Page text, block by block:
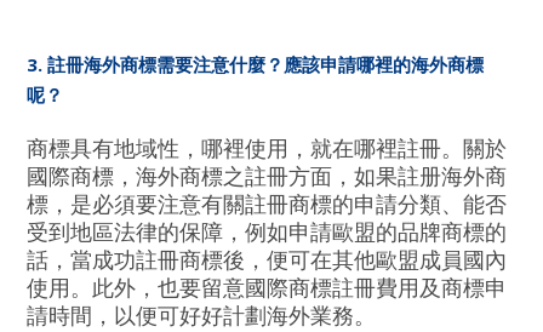
3. 註冊海外商標需要注意什麼？應該申請哪裡的海外商標
呢？
商標具有地域性，哪裡使用，就在哪裡註冊。關於
國際商標，海外商標之註冊方面，如果註册海外商
標，是必須要注意有關註冊商標的申請分類、能否
受到地區法律的保障，例如申請歐盟的品牌商標的
話，當成功註冊商標後，便可在其他歐盟成員國內
使用。此外，也要留意國際商標註冊費用及商標申
請時間，以便可好好計劃海外業務。